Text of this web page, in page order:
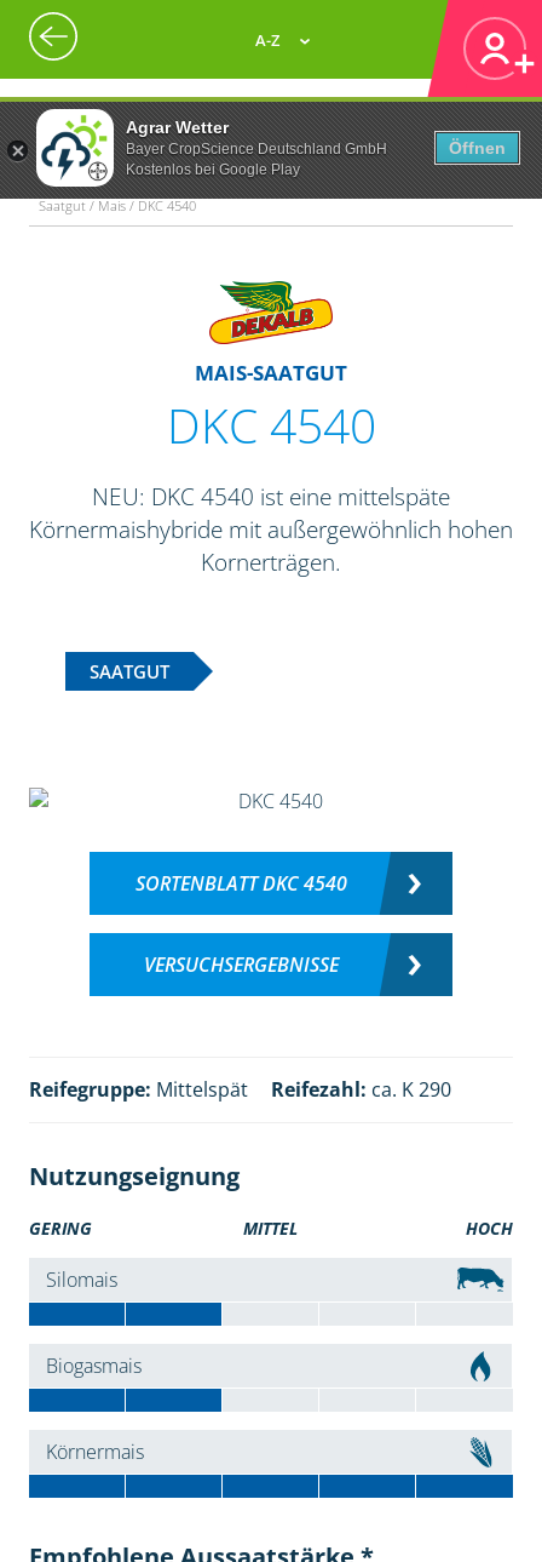
Agrar Wetter
Bayer CropScience Deutschland GmbH
Kostenlos bei Google Play
Öffnen
A-Z
Saatgut / Mais / DKC 4540
MAIS-SAATGUT
DKC 4540
NEU: DKC 4540 ist eine mittelspäte
Körnermaishybride mit außergewöhnlich hohen
Kornerträgen.
SAATGUT
SORTENBLATT DKC 4540
VERSUCHSERGEBNISSE
Reifegruppe: Mittelspät Reifezahl: ca. K 290
Nutzungseignung
GERING MITTEL HOCH
Silomais
Biogasmais
Körnermais